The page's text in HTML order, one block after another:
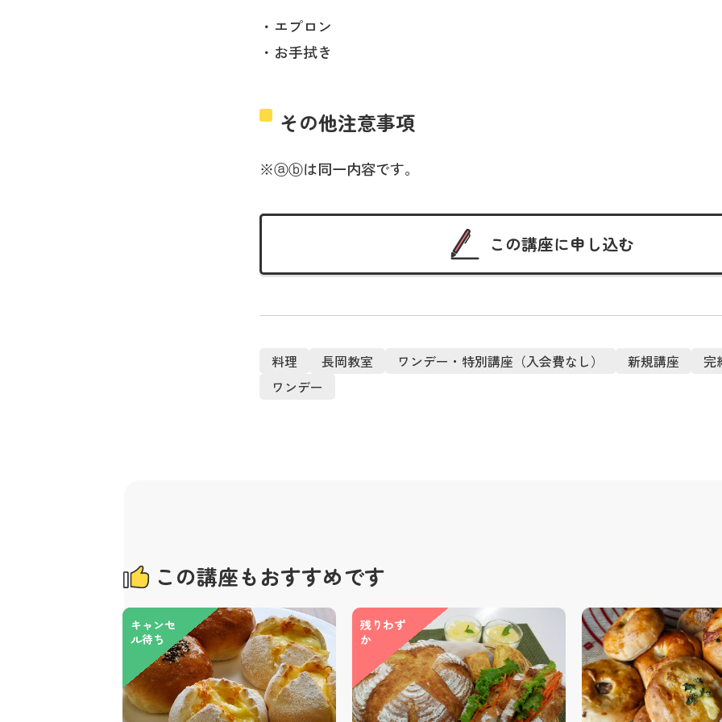
・エプロン
・お手拭き
その他注意事項
※ⓐⓑは同一内容です。
この講座に申し込む
料理 長岡教室 ワンデー・特別講座（入会費なし） 新規講座
完
ワンデー
この講座もおすすめです
キャンセ
ル待ち
残りわず
か